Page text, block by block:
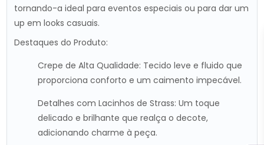
tornando-a ideal para eventos especiais ou para dar um
up em looks casuais.
Destaques do Produto:
Crepe de Alta Qualidade: Tecido leve e fluido que
proporciona conforto e um caimento impecável.
Detalhes com Lacinhos de Strass: Um toque
delicado e brilhante que realça o decote,
adicionando charme à peça.